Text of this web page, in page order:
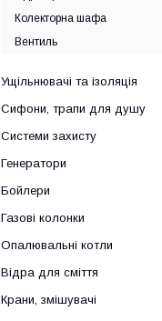
Колекторна шафа
Вентиль
Ущільнювачі та ізоляція
Сифони, трапи для душу
Системи захисту
Генератори
Бойлери
Газові колонки
Опалювальні котли
Відра для сміття
Крани, змішувачі